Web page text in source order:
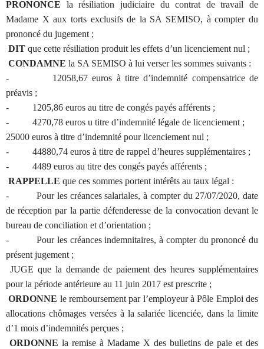
PRONONCE la résiliation judiciaire du contrat de travail de
Madame X aux torts exclusifs de la SA SEMISO, à compter du
prononcé du jugement ;
DIT que cette résiliation produit les effets d’un licenciement nul ;
CONDAMNE la SA SEMISO à lui verser les sommes suivants :
- 12058,67 euros à titre d’indemnité compensatrice de
préavis ;
- 1205,86 euros au titre de congés payés afférents ;
- 4270,78 euros u titre d’indemnité légale de licenciement ;
25000 euros à titre d’indemnité pour licenciement nul ;
- 44880,74 euros à titre de rappel d’heures supplémentaires ;
- 4489 euros au titre des congés payés afférents ;
RAPPELLE que ces sommes portent intérêts au taux légal :
- Pour les créances salariales, à compter du 27/07/2020, date
de réception par la partie défenderesse de la convocation devant le
bureau de conciliation et d’orientation ;
- Pour les créances indemnitaires, à compter du prononcé du
présent jugement ;
JUGE que la demande de paiement des heures supplémentaires
pour la période antérieure au 11 juin 2017 est prescrite ;
ORDONNE le remboursement par l’employeur à Pôle Emploi des
allocations chômages versées à la salariée licenciée, dans la limite
d’1 mois d’indemnités perçues ;
ORDONNE la remise à Madame X des bulletins de paie et des